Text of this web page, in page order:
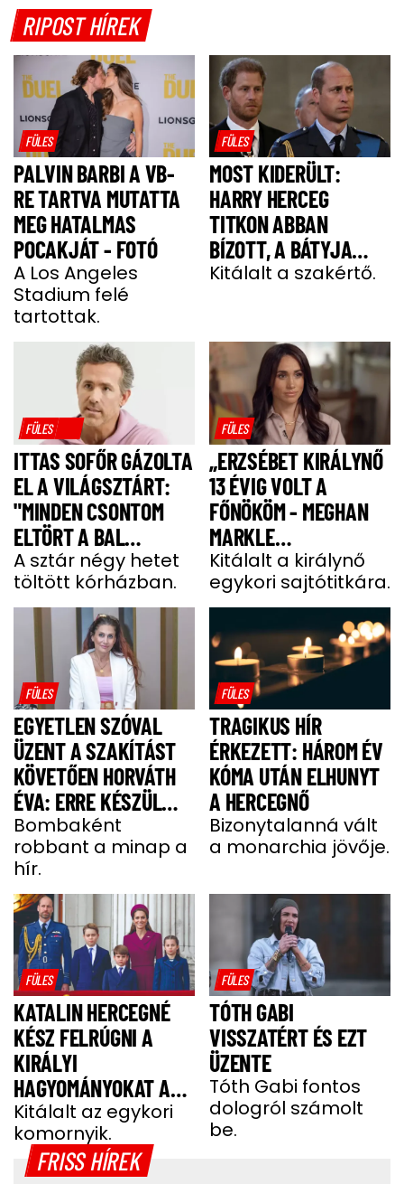
RIPOST HÍREK
FÜLES
PALVIN BARBI A VB-
RE TARTVA MUTATTA
MEG HATALMAS
POCAKJÁT - FOTÓ
A Los Angeles
Stadium felé
tartottak.
FÜLES
MOST KIDERÜLT:
HARRY HERCEG
TITKON ABBAN
BÍZOTT, A BÁTYJA
KÖNYÖRÖGNI FOG NEKI
Kitálalt a szakértő.
FÜLES
ITTAS SOFŐR GÁZOLTA
EL A VILÁGSZTÁRT:
"MINDEN CSONTOM
ELTÖRT A BAL
OLDALAMON"
A sztár négy hetet
töltött kórházban.
FÜLES
„ERZSÉBET KIRÁLYNŐ
13 ÉVIG VOLT A
FŐNÖKÖM - MEGHAN
MARKLE
MEGJEGYZÉSE
MEGDÖBBENTETT”
Kitálalt a királynő
egykori sajtótitkára.
FÜLES
EGYETLEN SZÓVAL
ÜZENT A SZAKÍTÁST
KÖVETŐEN HORVÁTH
ÉVA: ERRE KÉSZÜL
MOST A MODELL
Bombaként
robbant a minap a
hír.
FÜLES
TRAGIKUS HÍR
ÉRKEZETT: HÁROM ÉV
KÓMA UTÁN ELHUNYT
A HERCEGNŐ
Bizonytalanná vált
a monarchia jövője.
FÜLES
KATALIN HERCEGNÉ
KÉSZ FELRÚGNI A
KIRÁLYI
HAGYOMÁNYOKAT A
GYEREKEI MIATT
Kitálalt az egykori
komornyik.
FÜLES
TÓTH GABI
VISSZATÉRT ÉS EZT
ÜZENTE
Tóth Gabi fontos
dologról számolt
be.
FRISS HÍREK